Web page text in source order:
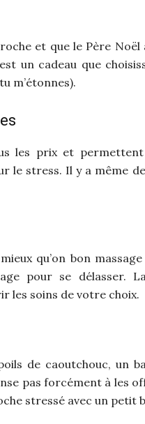
et que le Père Noël
un cadeau que
m’étonnes).
les prix et permettent
le stress. Il y a même
qu’on bon
pour se délasser.
les soins de votre choix.
de caoutchouc, un
pas forcément à les
stressé avec un petit